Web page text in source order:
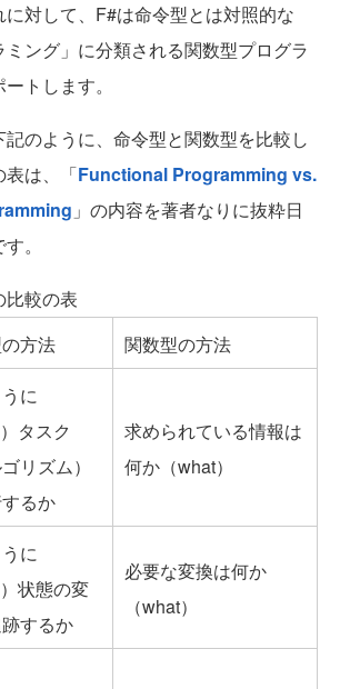
対して、F#は命令型とは対照的な
ミング」に分類される関数型プログラ
トします。
のように、命令型と関数型を比較し
表は、「Functional Programming vs.
」の内容を著者なりに抜粋日
。
比較の表
方法 関数型の方法
に
タスク
リズム）
るか
求められている情報は
何か（what）
に
）状態の変
するか
必要な変換は何か
（what）